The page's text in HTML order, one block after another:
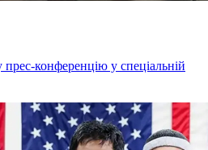
конференцію у спеціальній